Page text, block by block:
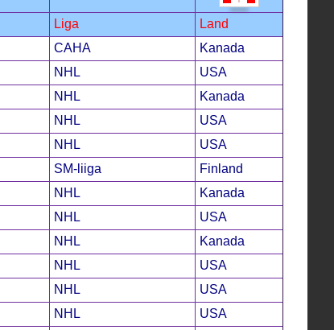
Liga
Land
CAHA
Kanada
NHL
USA
NHL
Kanada
NHL
USA
NHL
USA
SM-liiga
Finland
NHL
Kanada
NHL
USA
NHL
Kanada
NHL
USA
NHL
USA
NHL
USA